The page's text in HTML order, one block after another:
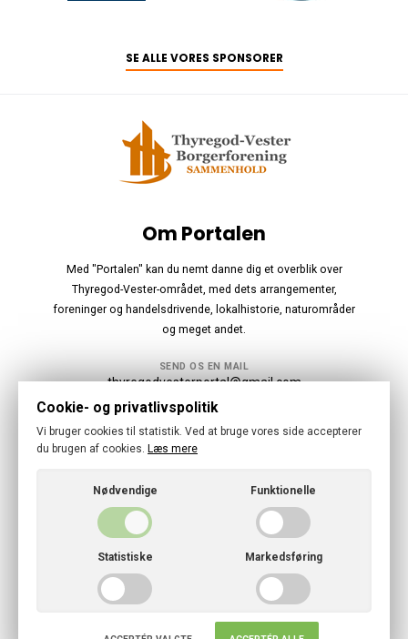
SE ALLE VORES SPONSORER
Om Portalen
Med "Portalen" kan du nemt danne dig et overblik over
Thyregod-Vester-området, med dets arrangementer,
foreninger og handelsdrivende, lokalhistorie, naturområder
og meget andet.
SEND OS EN MAIL
thyregodvesterportal@gmail.com
Følg os
© 2026 · Thyregod-Vester Portal
Cookies- og privatlivspolitik
Cookie- og privatlivspolitik
Vi bruger cookies til statistik. Ved at bruge vores side accepterer
du brugen af cookies. Læs mere
Nødvendige Funktionelle
Statistiske Markedsføring